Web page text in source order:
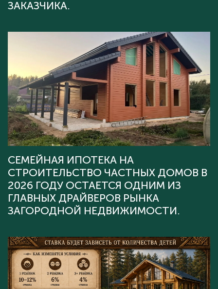
ЗАКАЗЧИКА.
СЕМЕЙНАЯ ИПОТЕКА НА
СТРОИТЕЛЬСТВО ЧАСТНЫХ ДОМОВ В
2026 ГОДУ ОСТАЕТСЯ ОДНИМ ИЗ
ГЛАВНЫХ ДРАЙВЕРОВ РЫНКА
ЗАГОРОДНОЙ НЕДВИЖИМОСТИ.